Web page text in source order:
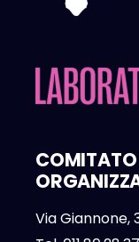
COMITATO
Via Giannone,